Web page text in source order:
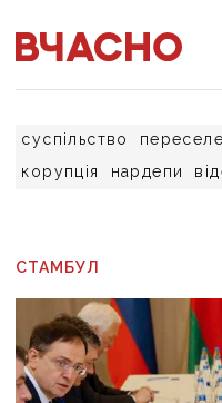
суспільство
корупція
нардепи
СТАМБУЛ